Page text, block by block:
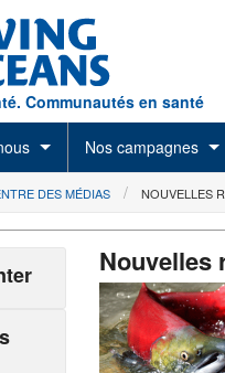
Communautés en santé
Nos campagnes
DES MÉDIAS NOUVELLES
Nouvelles